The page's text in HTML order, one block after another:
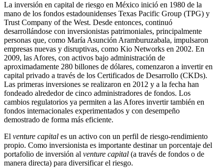
La inversión en capital de riesgo en México inició en 1980 de la
mano de los fondos estadounidenses Texas Pacific Group (TPG) y
Trust Company of the West. Desde entonces, continuó
desarrollándose con inversionistas patrimoniales, principalmente
personas que, como María Asunción Aramburuzabala, impulsaron
empresas nuevas y disruptivas, como Kio Networks en 2002. En
2009, las Afores, con activos bajo administración de
aproximadamente 280 billones de dólares, comenzaron a invertir en
capital privado a través de los Certificados de Desarrollo (CKDs).
Las primeras inversiones se realizaron en 2012 y a la fecha han
fondeado alrededor de cinco administradores de fondos. Los
cambios regulatorios ya permiten a las Afores invertir también en
fondos internacionales experimentados y con desempeño
demostrado de forma más eficiente.
El venture capital es un activo con un perfil de riesgo-rendimiento
propio. Como inversionista es importante destinar un porcentaje del
portafolio de inversión al venture capital (a través de fondos o de
manera directa) para diversificar el riesgo.